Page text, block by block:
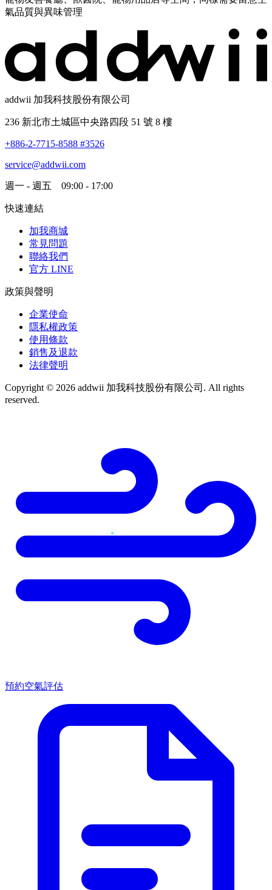
氣品質與異味管理
addwii 加我科技股份有限公司
236 新北市土城區中央路四段 51 號 8 樓
+886-2-7715-8588 #3526
service@addwii.com
週一 - 週五 09:00 - 17:00
快速連結
加我商城
常見問題
聯絡我們
官方 LINE
政策與聲明
企業使命
隱私權政策
使用條款
銷售及退款
法律聲明
Copyright © 2026 addwii 加我科技股份有限公司. All rights
reserved.
預約空氣評估